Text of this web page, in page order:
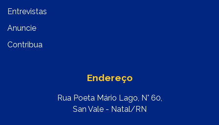
Entrevistas
Anuncie
Contribua
Endereço
Rua Poeta Mário Lago, N° 60,
San Vale - Natal/RN